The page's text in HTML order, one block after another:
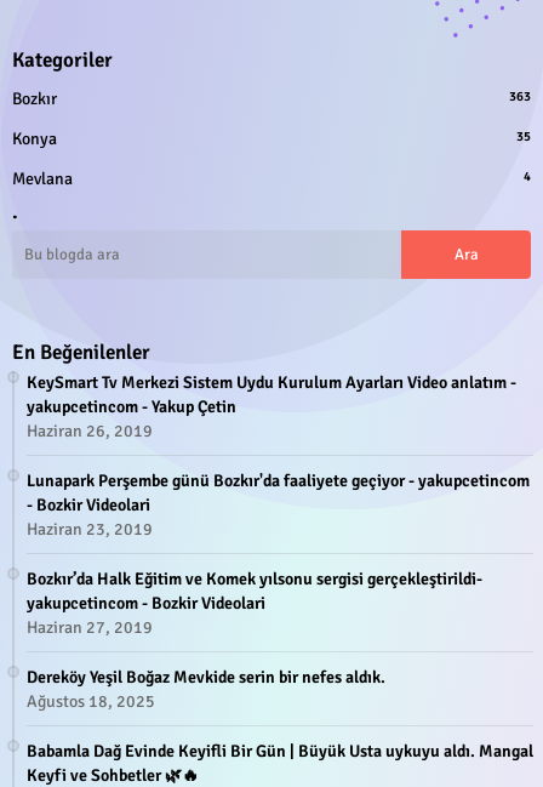
Kategoriler
Bozkır 363
Konya 35
Mevlana 4
.
En Beğenilenler
KeySmart Tv Merkezi Sistem Uydu Kurulum Ayarları Video anlatım -
yakupcetincom - Yakup Çetin
Haziran 26, 2019
Lunapark Perşembe günü Bozkır'da faaliyete geçiyor - yakupcetincom
- Bozkir Videolari
Haziran 23, 2019
Bozkır’da Halk Eğitim ve Komek yılsonu sergisi gerçekleştirildi-
yakupcetincom - Bozkir Videolari
Haziran 27, 2019
Dereköy Yeşil Boğaz Mevkide serin bir nefes aldık.
Ağustos 18, 2025
Babamla Dağ Evinde Keyifli Bir Gün | Büyük Usta uykuyu aldı. Mangal
Keyfi ve Sohbetler 🌿🔥